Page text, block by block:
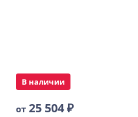
В наличии
от 25 504₽